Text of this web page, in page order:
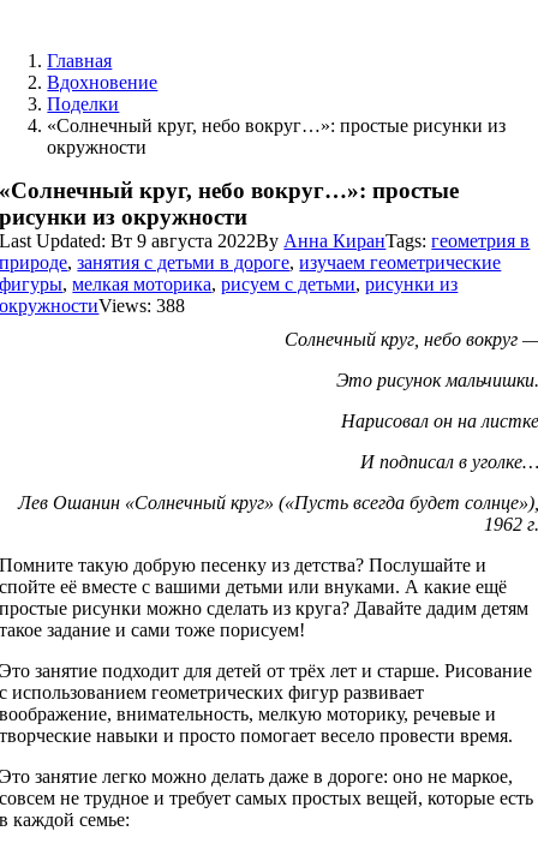
contentГлавная
Вдохновение
Поделки
«Солнечный круг, небо вокруг…»: простые рисунки из
окружности
«Солнечный круг, небо вокруг…»: простые
рисунки из окружности
Last Updated: Вт 9 августа 2022By Анна КиранTags:геометрия в
природе,занятия с детьми в дороге,изучаем геометрические
фигуры,мелкая моторика,рисуем с детьми,рисунки из
окружностиViews: 388
Солнечный круг, небо вокруг —
Это рисунок мальчишки.
Нарисовал он на листке
И подписал в уголке…
Лев Ошанин «Солнечный круг» («Пусть всегда будет солнце»),
1962 г.
Помните такую добрую песенку из детства? Послушайте и
спойте её вместе с вашими детьми или внуками. А какие ещё
простые рисунки можно сделать из круга? Давайте дадим детям
такое задание и сами тоже порисуем!
Это занятие подходит для детей от трёх лет и старше. Рисование
с использованием геометрических фигур развивает
воображение, внимательность, мелкую моторику, речевые и
творческие навыки и просто помогает весело провести время.
Это занятие легко можно делать даже в дороге: оно не маркое,
совсем не трудное и требует самых простых вещей, которые есть
в каждой семье: